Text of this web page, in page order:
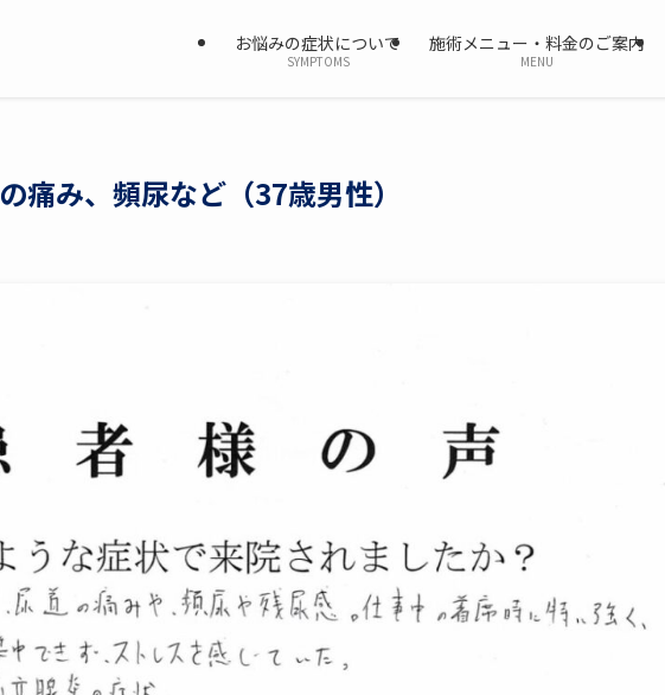
お悩みの症状について
SYMPTOMS
施術メニュー・料金のご案内
MENU
痛み、頻尿など（37歳男性）